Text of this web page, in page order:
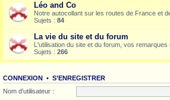
Léo and Co
Notre autocollant sur les routes de France et
Sujets : 84
La vie du site et du forum
L'utilisation du site et du forum, vos remarques
Sujets : 266
CONNEXION • S’ENREGISTRER
Nom d’utilisateur :